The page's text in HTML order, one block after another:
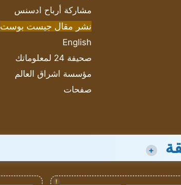
مشاركة أرباح ادسنس
نشر مقال جيست بوست
English
صحيفة 24 لمعلوماتك
مؤسسة اشراق العالم
صفحات
+
!